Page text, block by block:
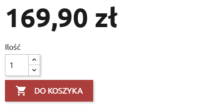
169,90 zł
Ilość
 DO KOSZYKA